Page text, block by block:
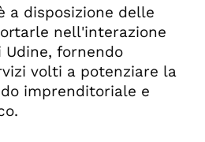
a disposizione delle
nell'interazione
fornendo
volti a potenziare la
imprenditoriale e